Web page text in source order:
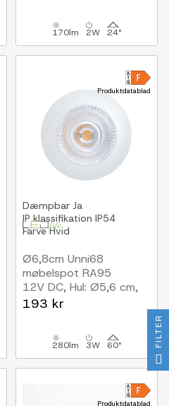
170lm 2W 24°
Produktdatablad
Dæmpbar Ja
IP klassifikation IP54
FarveHvid
Ø6,8cm Unni68
møbelspot RA95
12V DC, Hul: Ø5,6 cm,
Mål: Ø6,8 cm, Mat hvid
193 kr
280lm 3W 60°
Produktdatablad
FILTER